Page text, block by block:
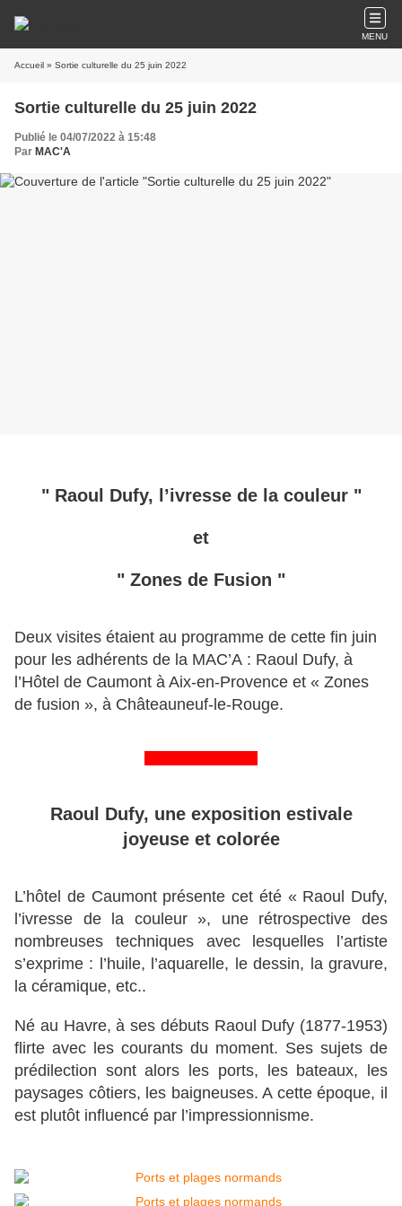
MENU
Accueil » Sortie culturelle du 25 juin 2022
Sortie culturelle du 25 juin 2022
Publié le 04/07/2022 à 15:48
Par MAC'A
" Raoul Dufy, l’ivresse de la couleur "
et
" Zones de Fusion "
Deux visites étaient au programme de cette fin juin
pour les adhérents de la MAC’A : Raoul Dufy, à
l’Hôtel de Caumont à Aix-en-Provence et « Zones
de fusion », à Châteauneuf-le-Rouge.
Raoul Dufy, une exposition estivale
joyeuse et colorée
L’hôtel de Caumont présente cet été « Raoul Dufy,
l’ivresse de la couleur », une rétrospective des
nombreuses techniques avec lesquelles l’artiste
s’exprime : l’huile, l’aquarelle, le dessin, la gravure,
la céramique, etc..
Né au Havre, à ses débuts Raoul Dufy (1877-1953)
flirte avec les courants du moment. Ses sujets de
prédilection sont alors les ports, les bateaux, les
paysages côtiers, les baigneuses. A cette époque, il
est plutôt influencé par l’impressionnisme.